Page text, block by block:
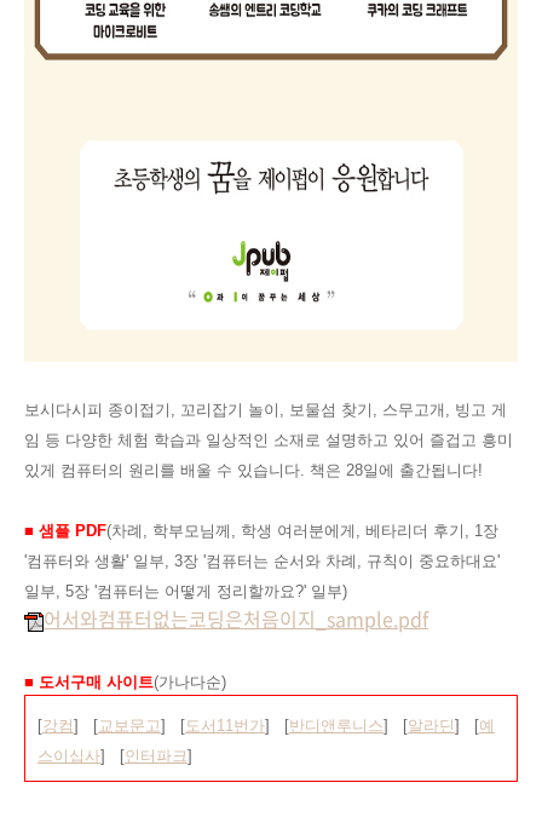
보시다시피 종이접기, 꼬리잡기 놀이, 보물섬 찾기, 스무고개, 빙고 게
임 등 다양한 체험 학습과 일상적인 소재로 설명하고 있어 즐겁고 흥미
있게 컴퓨터의 원리를 배울 수 있습니다. 책은 28일에 출간됩니다!
■ 샘플 PDF(차례, 학부모님께, 학생 여러분에게, 베타리더 후기 , 1장
'컴퓨터와 생활' 일부, 3장 '컴퓨터는 순서와 차례, 규칙이 중요하대요'
일부, 5장 '컴퓨터는 어떻게 정리할까요?' 일부)
어서와컴퓨터없는코딩은처음이지_sample.pdf
■ 도서구매 사이트(가나다순)
[강컴] [교보문고] [도서11번가] [반디앤루니스] [알라딘] [예
스이십사] [인터파크]